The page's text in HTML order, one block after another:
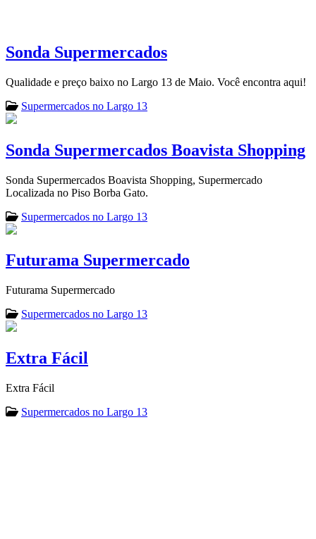
Sonda Supermercados
Qualidade e preço baixo no Largo 13 de Maio. Você encontra aqui!
Supermercados no Largo 13
Sonda Supermercados Boavista Shopping
Sonda Supermercados Boavista Shopping, Supermercado
Localizada no Piso Borba Gato.
Supermercados no Largo 13
Futurama Supermercado
Futurama Supermercado
Supermercados no Largo 13
Extra Fácil
Extra Fácil
Supermercados no Largo 13